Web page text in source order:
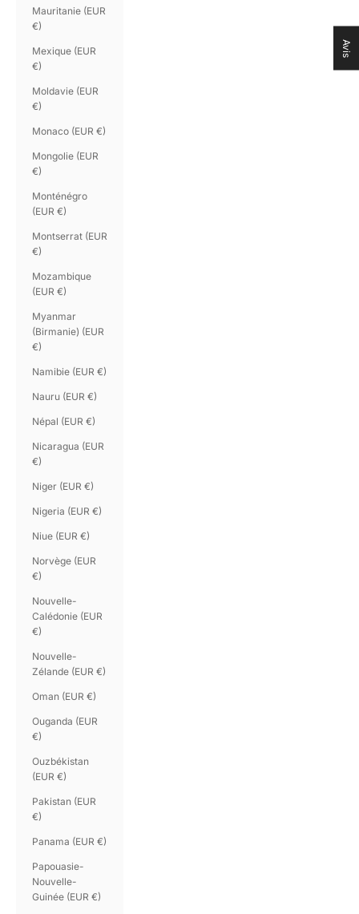
Mauritanie (EUR
€)
Mexique (EUR
€)
Moldavie (EUR
€)
Monaco (EUR €)
Mongolie (EUR
€)
Monténégro
(EUR €)
Montserrat (EUR
€)
Mozambique
(EUR €)
Myanmar
(Birmanie) (EUR
€)
Namibie (EUR €)
Nauru (EUR €)
Népal (EUR €)
Nicaragua (EUR
€)
Niger (EUR €)
Nigeria (EUR €)
Niue (EUR €)
Norvège (EUR
€)
Nouvelle-
Calédonie (EUR
€)
Nouvelle-
Zélande (EUR €)
Oman (EUR €)
Ouganda (EUR
€)
Ouzbékistan
(EUR €)
Pakistan (EUR
€)
Panama (EUR €)
Papouasie-
Nouvelle-
Guinée (EUR €)
Avis